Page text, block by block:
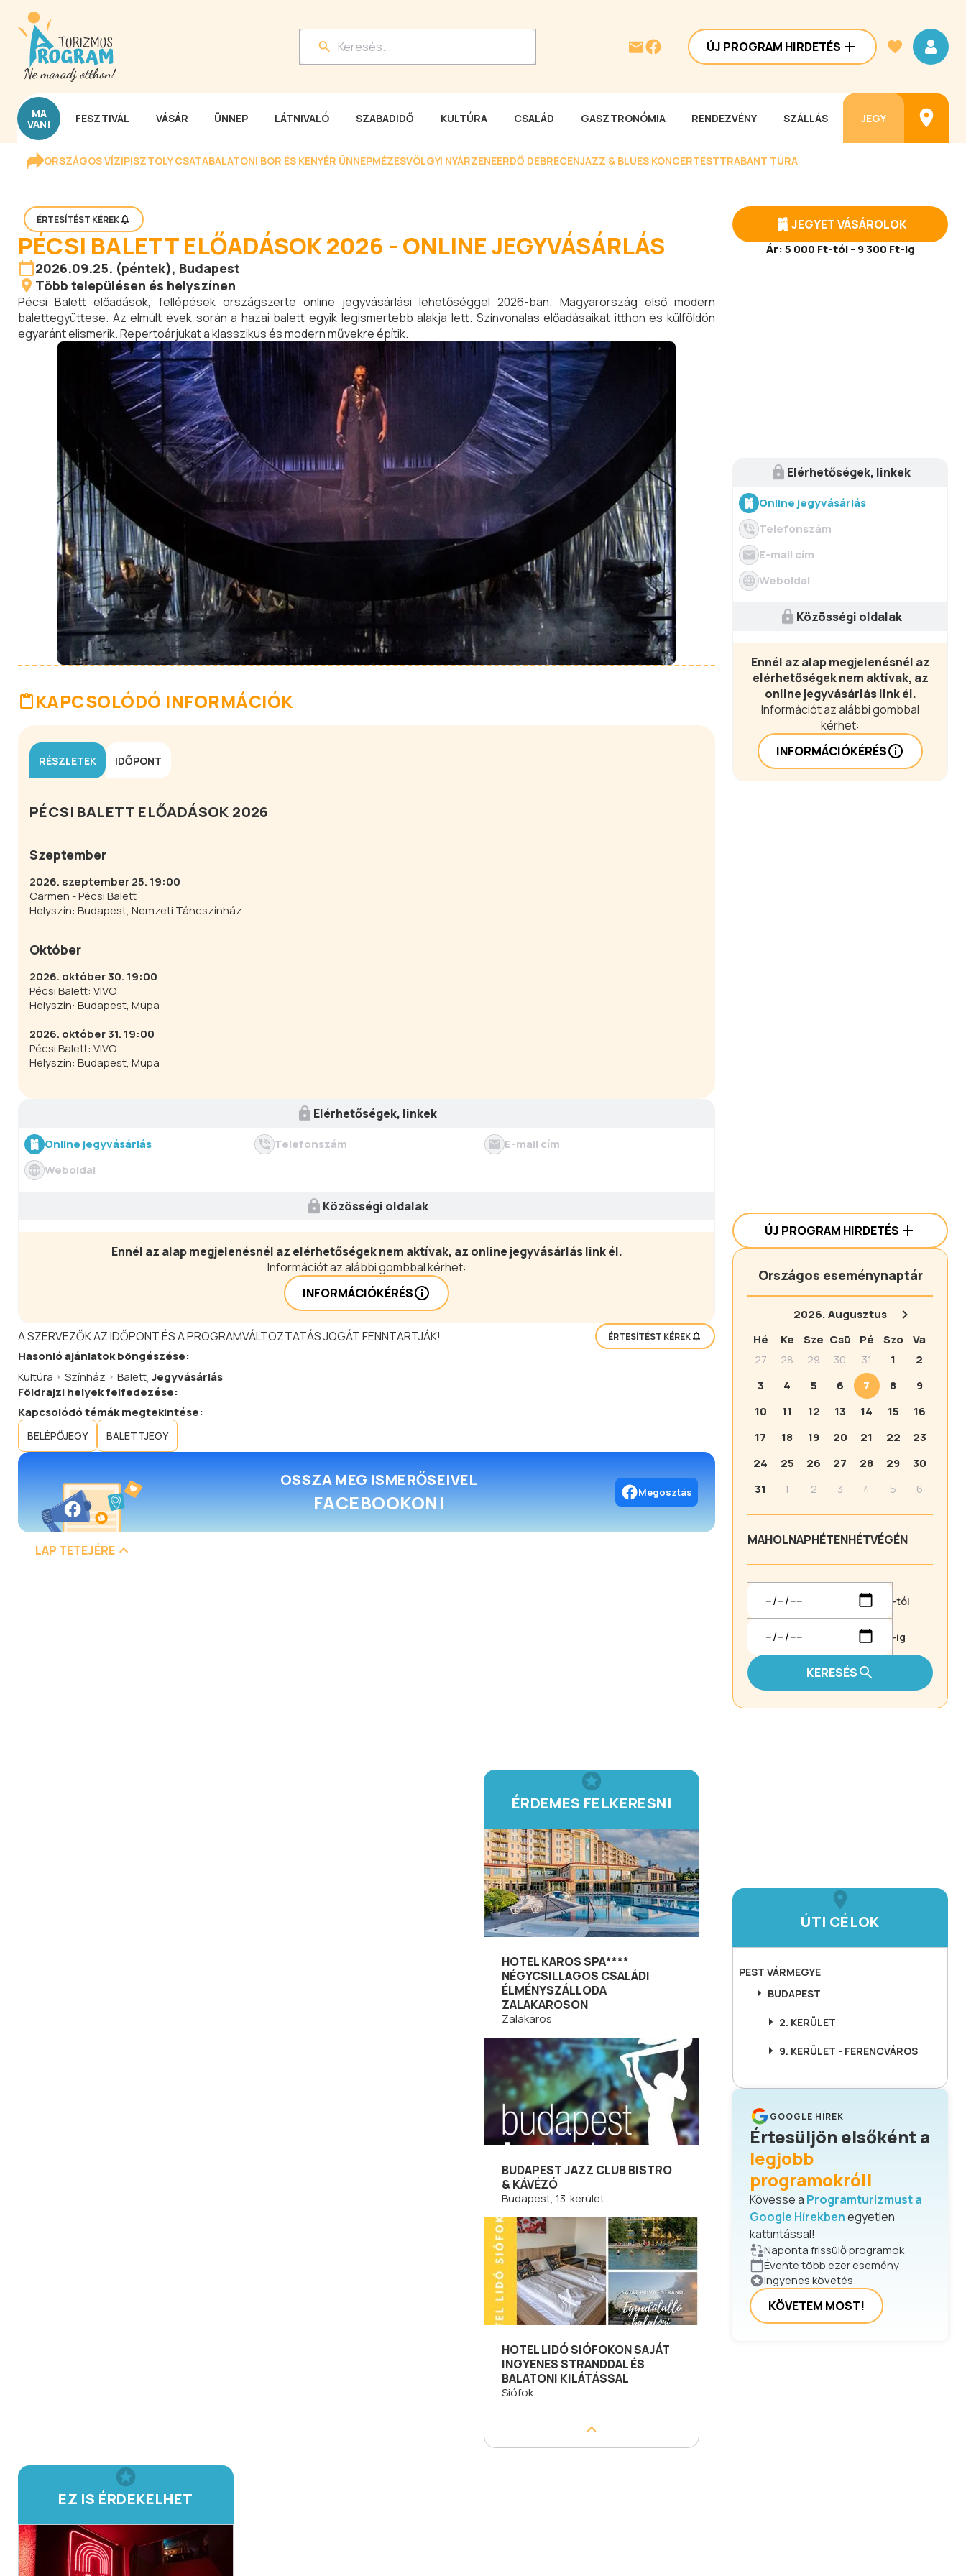
ÚJ PROGRAM HIRDETÉS
MA
VAN! FESZTIVÁL VÁSÁR ÜNNEP LÁTNIVALÓ SZABADIDŐ KULTÚRA CSALÁD GASZTRONÓMIA RENDEZVÉNY SZÁLLÁS JEGY
ORSZÁGOS VÍZIPISZTOLY CSATABALATONI BOR ÉS KENYÉR ÜNNEPMÉZESVÖLGYI NYÁRZENEERDŐ DEBRECENJAZZ & BLUES KONCERTESTTRABANT TÚRA
ÉRTESÍTÉST KÉREK
PÉCSI BALETT ELŐADÁSOK 2026 - ONLINE JEGYVÁSÁRLÁS
2026.09.25. (péntek), Budapest
Több településen és helyszínen
Pécsi Balett előadások, fellépések országszerte online jegyvásárlási lehetőséggel 2026-ban. Magyarország első modern
balettegyüttese. Az elmúlt évek során a hazai balett egyik legismertebb alakja lett. Színvonalas előadásaikat itthon és külföldön
egyaránt elismerik. Repertoárjukat a klasszikus és modern művekre építik.
KAPCSOLÓDÓ INFORMÁCIÓK
RÉSZLETEK IDŐPONT
PÉCSI BALETT ELŐADÁSOK 2026
Szeptember
2026. szeptember 25. 19:00
Carmen - Pécsi Balett
Helyszín: Budapest, Nemzeti Táncszínház
Október
2026. október 30. 19:00
Pécsi Balett: VIVO
Helyszín: Budapest, Müpa
2026. október 31. 19:00
Pécsi Balett: VIVO
Helyszín: Budapest, Müpa
Elérhetőségek, linkek
Online jegyvásárlás Telefonszám
E-mail cím
Weboldal
Közösségi oldalak
Ennél az alap megjelenésnél az elérhetőségek nem aktívak, az online jegyvásárlás link él.
Információt az alábbi gombbal kérhet:
INFORMÁCIÓKÉRÉS
A SZERVEZŐK AZ IDŐPONT ÉS A PROGRAMVÁLTOZTATÁS JOGÁT FENNTARTJÁK! ÉRTESÍTÉST KÉREK
Hasonlóajánlatokböngészése:
Kultúra
Színház Balett,Jegyvásárlás
Földrajzi helyek felfedezése:
Kapcsolódó témák megtekintése:
BELÉPŐJEGY BALETTJEGY
OSSZA MEG ISMERŐSEIVEL
FACEBOOKON! Megosztás
LAP TETEJÉRE
ÉRDEMES FELKERESNI
HOTEL KAROS SPA****
NÉGYCSILLAGOS CSALÁDI
ÉLMÉNYSZÁLLODA
ZALAKAROSON
Zalakaros
BUDAPEST JAZZ CLUB BISTRO
& KÁVÉZÓ
Budapest, 13. kerület
HOTEL LIDÓ SIÓFOKON SAJÁT
INGYENES STRANDDAL ÉS
BALATONI KILÁTÁSSAL
Siófok
EZ IS ÉRDEKELHET
JEGYET VÁSÁROLOK
Ár:5 000 Ft-tól - 9 300 Ft-ig
Elérhetőségek, linkek
Online jegyvásárlás
Telefonszám
E-mail cím
Weboldal
Közösségi oldalak
Ennél az alap megjelenésnél az
elérhetőségek nem aktívak, az
online jegyvásárlás link él.
Információt az alábbi gombbal
kérhet:
INFORMÁCIÓKÉRÉS
ÚJ PROGRAM HIRDETÉS
Országos eseménynaptár
2026.Augusztus
Hé
Ke Sze Csü Pé Szo
Va
27
28 29 30 31 1
2
3
4 5 6 7 8
9
10
11 12 13 14 15
16
17
18 19 20 21 22
23
24
25 26 27 28 29
30
31
1 2 3 4 5 6
MAHOLNAPHÉTENHÉTVÉGÉN
-tól
-ig
KERESÉS
ÚTI CÉLOK
PEST VÁRMEGYE
BUDAPEST
2. KERÜLET
9. KERÜLET - FERENCVÁROS
GOOGLE HÍREK
Értesüljön elsőként a
legjobb
programokról!
Kövesse a Programturizmust a
Google Hírekbenegyetlen
kattintással!
Naponta frissülő programok
Évente több ezer esemény
Ingyenes követés
KÖVETEM MOST!